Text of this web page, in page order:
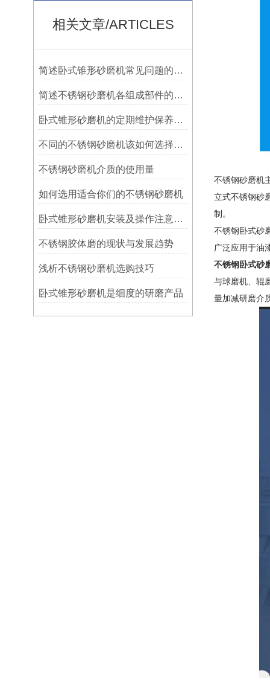
相关文章/ARTICLES
简述卧式锥形砂磨机常见问题的科学应对方法
简述不锈钢砂磨机各组成部件的功能特点
卧式锥形砂磨机的定期维护保养方法分享
不同的不锈钢砂磨机该如何选择与之匹配的研磨珠？
不锈钢砂磨机介质的使用量
如何选用适合你们的不锈钢砂磨机
卧式锥形砂磨机安装及操作注意事项
不锈钢胶体磨的现状与发展趋势
浅析不锈钢砂磨机选购技巧
卧式锥形砂磨机是细度的研磨产品
不锈钢砂磨机
立式不锈钢砂
制。
不锈钢卧式砂
广泛应用于油
不锈钢卧式砂
与球磨机、辊
量加减研磨介